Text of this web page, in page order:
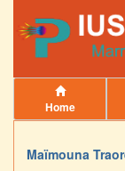
Home
Maïmouna